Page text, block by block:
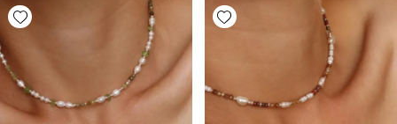
Add wishlist